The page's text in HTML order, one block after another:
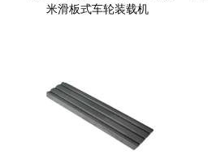
米滑板式车轮装载机